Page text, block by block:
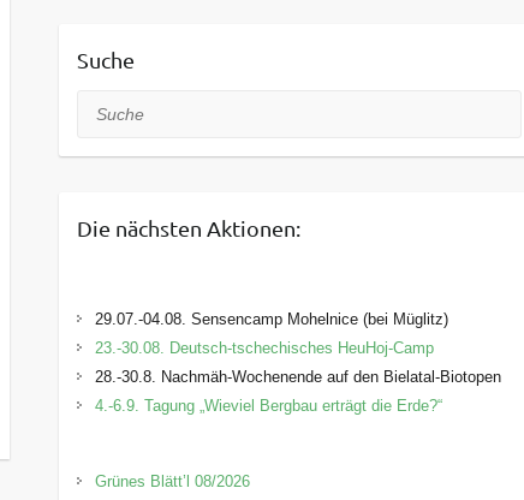
Suche
Suche
Die nächsten Aktionen:
29.07.-04.08. Sensencamp Mohelnice (bei Müglitz)
23.-30.08. Deutsch-tschechisches HeuHoj-Camp
28.-30.8. Nachmäh-Wochenende auf den Bielatal-Biotopen
4.-6.9. Tagung „Wieviel Bergbau erträgt die Erde?“
Grünes Blätt’l 08/2026